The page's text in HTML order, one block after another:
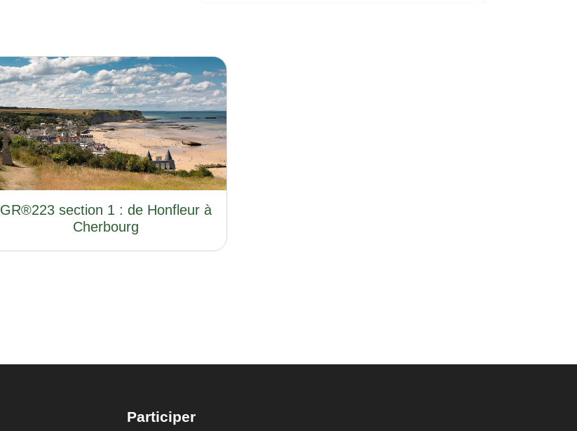
GR®223 section 1 : de Honfleur à
Cherbourg
Participer